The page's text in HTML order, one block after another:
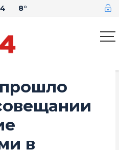
8°
в